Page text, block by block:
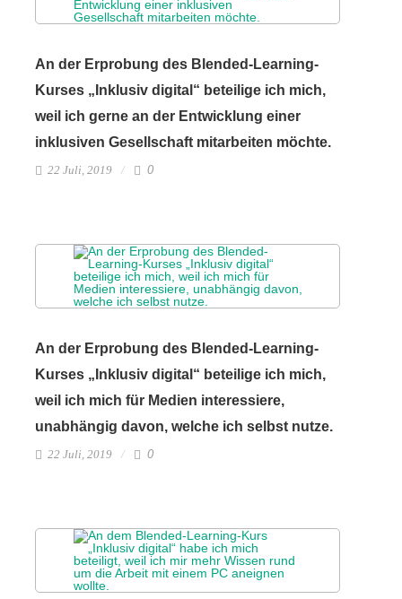
An der Erprobung des Blended-Learning-
Kurses „Inklusiv digital“ beteilige ich mich,
weil ich gerne an der Entwicklung einer
inklusiven Gesellschaft mitarbeiten möchte.
22 Juli, 2019 0
An der Erprobung des Blended-Learning-
Kurses „Inklusiv digital“ beteilige ich mich,
weil ich mich für Medien interessiere,
unabhängig davon, welche ich selbst nutze.
22 Juli, 2019 0